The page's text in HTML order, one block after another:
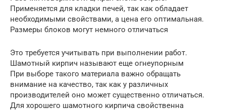
Применяется для кладки печей, так как обладает
необходимыми свойствами, а цена его оптимальная.
Размеры блоков могут немного отличаться
Это требуется учитывать при выполнении работ.
Шамотный кирпич называют еще огнеупорным
При выборе такого материала важно обращать
внимание на качество, так как у различных
производителей оно может существенно отличаться.
Для хорошего шамотного кирпича свойственна